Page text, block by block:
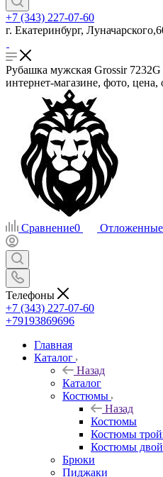
+7 (343) 227-07-60
г. Екатеринбург,
Рубашка мужская Grossir 7232G
интернет-магазине, фото,
Сравнение0 Отложенные
Телефоны
+7 (343) 227-07-60
+79193869696
Главная
Каталог
Назад
Каталог
Костюмы
Назад
Костюмы
Костюмы
Костюмы
Брюки
Пиджаки